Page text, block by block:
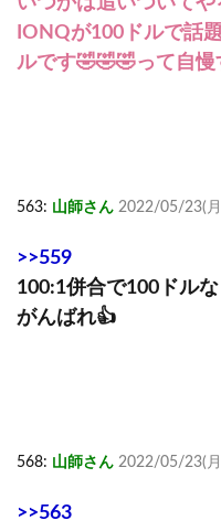
IONQが100ドルで話
ルです🤣🤣🤣って自
563: 山師さん 2022/05/23(
>>559
100:1併合で100ドル
がんばれ👍
568: 山師さん 2022/05/23(
>>563